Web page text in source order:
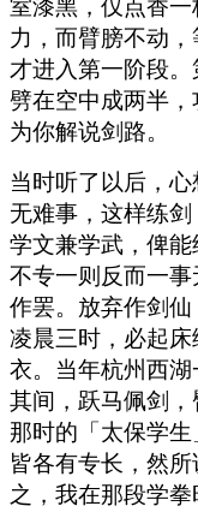
室漆黑，仅点香
力，而臂膀不动，
才进入第一阶段
劈在空中成两半
为你解说剑路。
当时听了以后，
无难事，这样练
学文兼学武，俾
不专一则反而一
作罢。放弃作剑
凌晨三时，必起
衣。当年杭州西
其间，跃马佩剑
那时的「太保学生
皆各有专长，然
之，我在那段学